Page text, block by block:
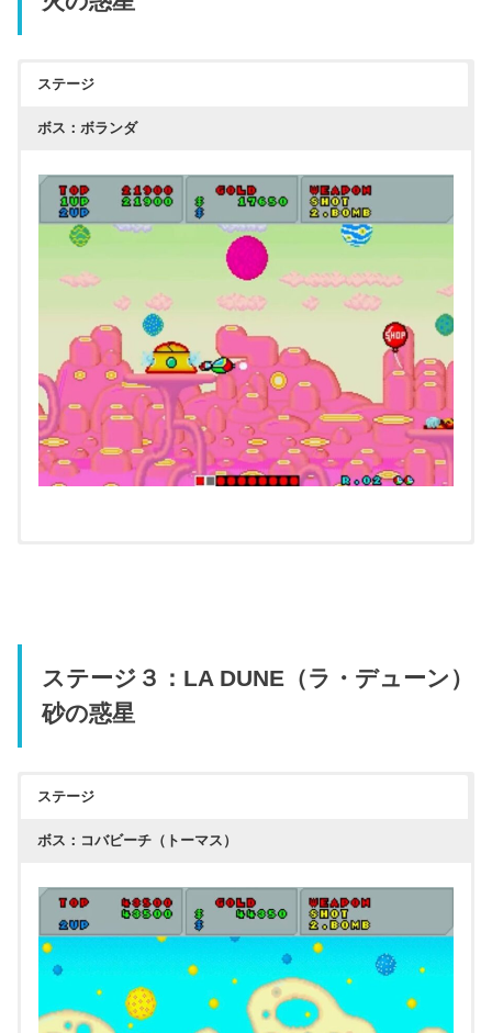
ステージ
ボス：ボランダ
ステージ３：LA DUNE（ラ・デューン）
砂の惑星
ステージ
ボス：コバビーチ（トーマス）